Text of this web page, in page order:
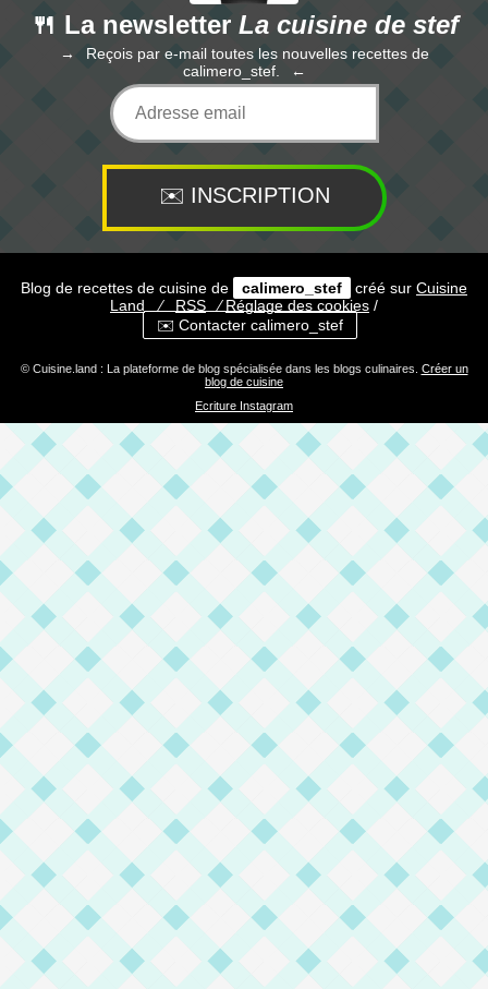
🍴 La newsletter La cuisine de stef
Reçois par e-mail toutes les nouvelles recettes de
calimero_stef.
Blog de recettes de cuisine de calimero_stef créé sur Cuisine
Land
⁄ RSS ⁄Réglage des cookies /
✉️ Contacter calimero_stef
© Cuisine.land : La plateforme de blog spécialisée dans les blogs culinaires. Créer un
blog de cuisine
Ecriture Instagram